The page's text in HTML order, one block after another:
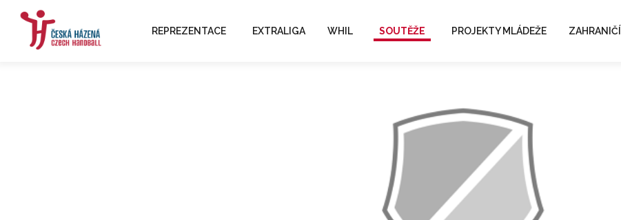
REPREZENTACE EXTRALIGA WHIL SOUTĚŽE PROJEKTY MLÁDEŽE ZAHRANIČÍ